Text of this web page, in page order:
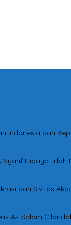
Indonesia dari
Syarif
dari Sivitas
As-Salam